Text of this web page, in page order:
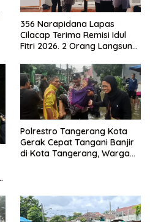
356 Narapidana Lapas
Cilacap Terima Remisi Idul
Fitri 2026. 2 Orang Langsung
Polrestro Tangerang Kota
Gerak Cepat Tangani Banjir
di Kota Tangerang, Warga